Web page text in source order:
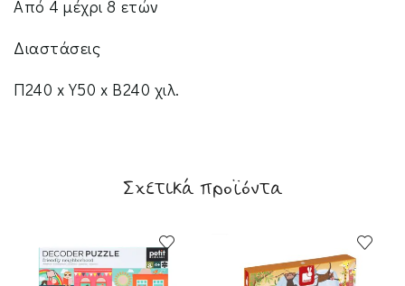
Από 4 μέχρι 8 ετών
Διαστάσεις
Π240 x Y50 x Β240 χιλ.
Σχετικά προϊόντα